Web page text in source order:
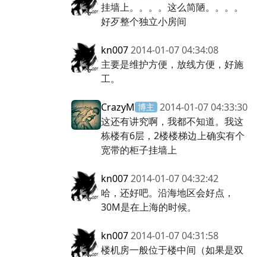
挂墙上。。。。这么简陋。。。。
好歹整个独立小房间
kn0072014-01-07 04:34:08
主要是维护方便，放线方便，好施
工。
CrazyM 博主 2014-01-07 04:33:30
这还有讲究啊，我都不知道。我这
栋楼有6层，2楼楼梯边上确实有个
宽带的柜子挂墙上
kn0072014-01-07 04:32:42
哈，还好吧。沿海地区会好点，
30M是在上海的时候。
kn0072014-01-07 04:31:58
楼机房一般位于楼中间（如果是双